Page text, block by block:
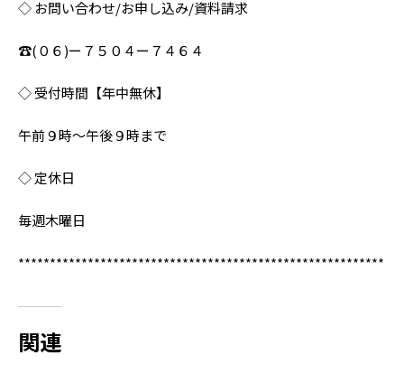
◇ お問い合わせ/お申し込み/資料請求
☎︎(０６)ー７５０４ー７４６４
◇ 受付時間【年中無休】
午前９時〜午後９時まで
◇ 定休日
毎週木曜日
**********************************************************
関連